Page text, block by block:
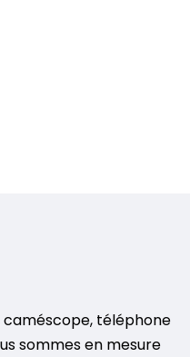
téléphone
sommes en mesure